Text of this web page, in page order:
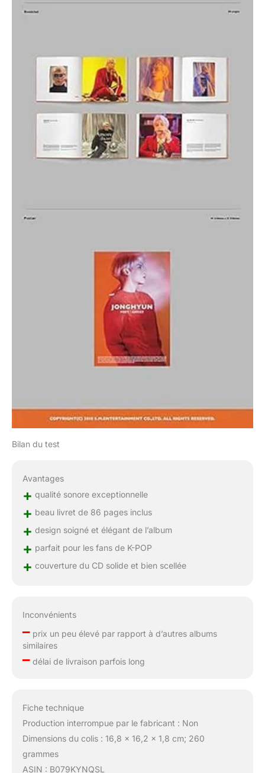
Bilan du test
Avantages
+ qualité sonore exceptionnelle
+ beau livret de 86 pages inclus
+ design soigné et élégant de l’album
+ parfait pour les fans de K-POP
+ couverture du CD solide et bien scellée
Inconvénients
–prix un peu élevé par rapport à d’autres albums
similaires
–délai de livraison parfois long
Fiche technique
Production interrompue par le fabricant : Non
Dimensions du colis : 16,8 x 16,2 x 1,8 cm; 260
grammes
ASIN : B079KYNQSL